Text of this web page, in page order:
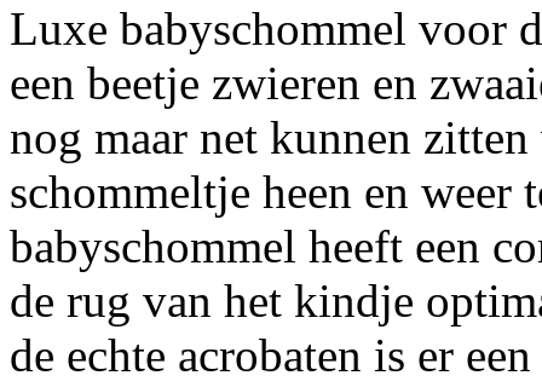
Luxe babyschommel voor
een beetje zwieren en
nog maar net kunnen
schommeltje heen en weer
babyschommel heeft een
de rug van het kindje
de echte acrobaten is er